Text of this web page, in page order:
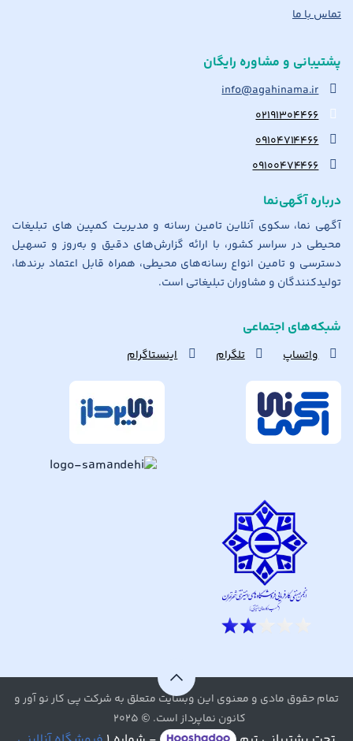
تماس با ما
پشتیبانی و مشاوره رایگان
info@agahinama.ir
۰۲۱۹۱۳۰۴۴۶۶
۰۹۱۰۴۷۱۴۴۶۶
۰۹۱۰۰۴۷۴۴۶۶
درباره آگهی‌نما
آگهی نما، سکوی آنلاین تامین رسانه و مدیریت کمپین های تبلیغات
محیطی در سراسر کشور، با ارائه گزارش‌های دقیق و به‌روز و تسهیل
دسترسی و تامین انواع رسانه‌های محیطی، همراه قابل اعتماد برندها،
تولیدکنندگان و مشاوران تبلیغاتی است.
شبکه‌های اجتماعی
واتساپ تلگرام اینستاگرام
تمام حقوق مادی و معنوی این وبسایت متعلق به شرکت پی کار نو آور و
کانون نماپرداز است. © ۲۰۲۵